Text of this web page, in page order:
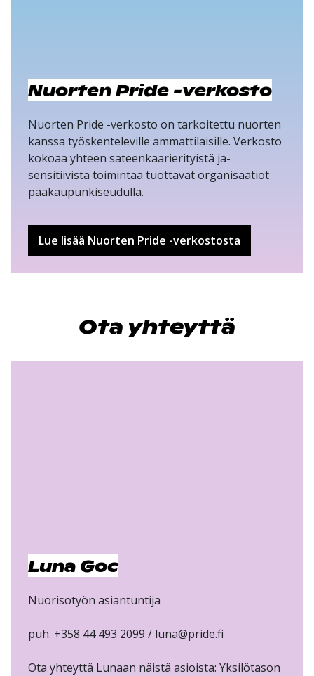
Nuorten Pride -verkosto
Nuorten Pride -verkosto on tarkoitettu nuorten
kanssa työskenteleville ammattilaisille. Verkosto
kokoaa yhteen sateenkaarierityistä ja-
sensitiivistä toimintaa tuottavat organisaatiot
pääkaupunkiseudulla.
Lue lisää Nuorten Pride -verkostosta
Ota yhteyttä
Luna Goc
Nuorisotyön asiantuntija
puh. +358 44 493 2099 / luna@pride.fi
Ota yhteyttä Lunaan näistä asioista: Yksilötason